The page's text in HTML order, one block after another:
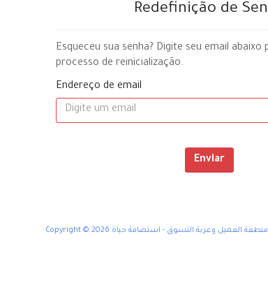
Redefinição de
Esqueceu sua senha? Digite seu email abaixo
processo de reinicialização.
Endereço de email
Enviar